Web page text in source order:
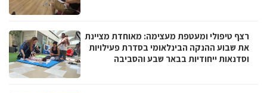
רצף טיפולי ומעטפת מעצימה: מאוחדת מציינת
את שבוע ההנקה הבינלאומי בסדרת פעילויות
וסדנאות ייחודיות בבאר שבע והסביבה